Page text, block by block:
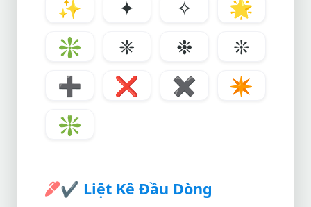
✨
✦ ✧
🌟
❇️
❈ ❉
❊
➕
❌ ✖️
✴️
❇️
✔️ Liệt Kê Đầu Dòng